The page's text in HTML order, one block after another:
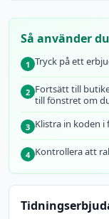
Så använder
1 Tryck på ett
2 Fortsätt till
till fönstret om
3 Klistra in koden
4 Kontrollera att